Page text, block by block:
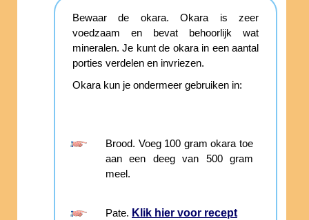
Bewaar de okara. Okara is zeer
voedzaam en bevat behoorlijk wat
mineralen. Je kunt de okara in een aantal
porties verdelen en invriezen.
Okara kun je ondermeer gebruiken in:
Brood. Voeg 100 gram okara toe
aan een deeg van 500 gram
meel.
Pate. Klik hier voor recept